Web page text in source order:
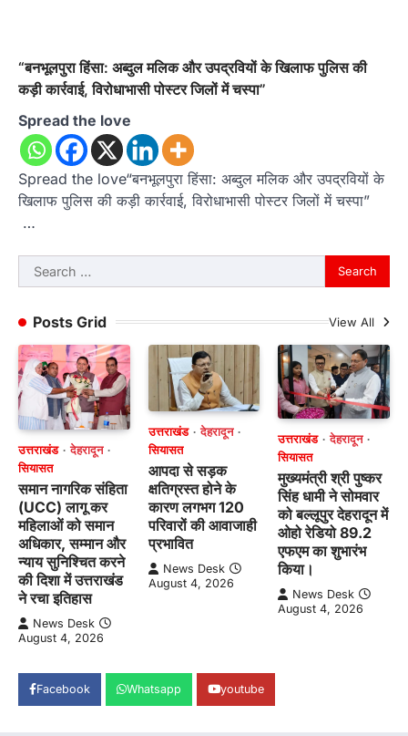
“बनभूलपुरा हिंसा: अब्दुल मलिक और उपद्रवियों के खिलाफ पुलिस की
कड़ी कार्रवाई, विरोधाभासी पोस्टर जिलों में चस्पा”
Spread the love
Spread the love“बनभूलपुरा हिंसा: अब्दुल मलिक और उपद्रवियों के
खिलाफ पुलिस की कड़ी कार्रवाई, विरोधाभासी पोस्टर जिलों में चस्पा”
…
Search
for:
Posts Grid
View All
उत्तराखंड
देहरादून
सियासत
समान नागरिक संहिता
(UCC) लागू कर
महिलाओं को समान
अधिकार, सम्मान और
न्याय सुनिश्चित करने
की दिशा में उत्तराखंड
ने रचा इतिहास
News Desk
August 4, 2026
उत्तराखंड
देहरादून
सियासत
आपदा से सड़क
क्षतिग्रस्त होने के
कारण लगभग 120
परिवारों की आवाजाही
प्रभावित
News Desk
August 4, 2026
उत्तराखंड
देहरादून
सियासत
मुख्यमंत्री श्री पुष्कर
सिंह धामी ने सोमवार
को बल्लूपुर देहरादून में
ओहो रेडियो 89.2
एफएम का शुभारंभ
किया।
News Desk
August 4, 2026
Facebook Whatsapp youtube